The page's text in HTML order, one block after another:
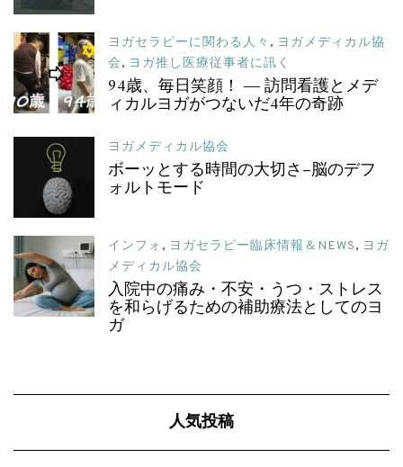
ヨガセラピーに関わる人々 , ヨガメディカル協
会, ヨガ推し医療従事者に訊く
94歳、毎日笑顔！ ― 訪問看護とメデ
ィカルヨガがつないだ4年の奇跡
ヨガメディカル協会
ボーッとする時間の大切さ–脳のデフ
ォルトモード
インフォ , ヨガセラピー臨床情報＆NEWS, ヨガ
メディカル協会
入院中の痛み・不安・うつ・ストレス
を和らげるための補助療法としてのヨ
ガ
人気投稿